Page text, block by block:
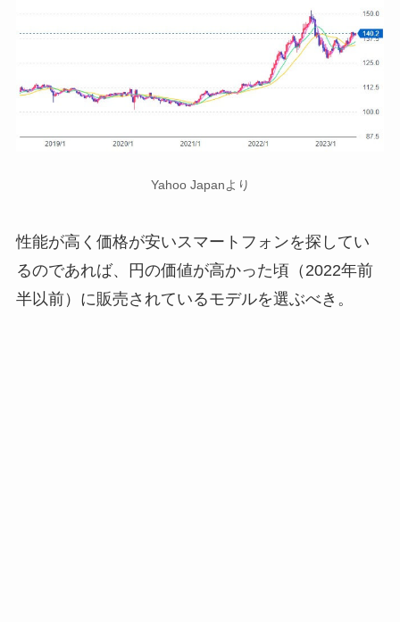
Yahoo Japanより
性能が高く価格が安いスマートフォンを探してい
るのであれば、円の価値が高かった頃（2022年前
半以前）に販売されているモデルを選ぶべき。